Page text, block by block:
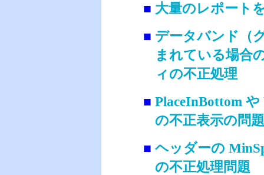
■ 大量のレポート
■ データバンド（
まれている場合
ィの不正処理
■ PlaceInBottom
の不正表示の問題
■ ヘッダーの
の不正処理問題